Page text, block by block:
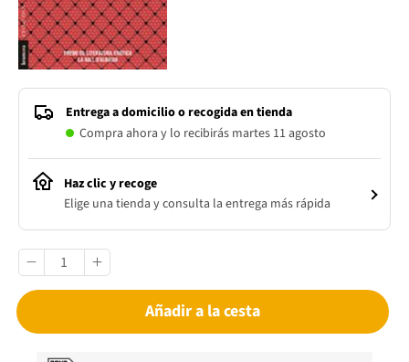
Entrega a domicilio o recogida en tienda
Compra ahora y lo recibirás martes 11 agosto
Haz clic y recoge
Elige una tienda y consulta la entrega más rápida
Añadir a la cesta